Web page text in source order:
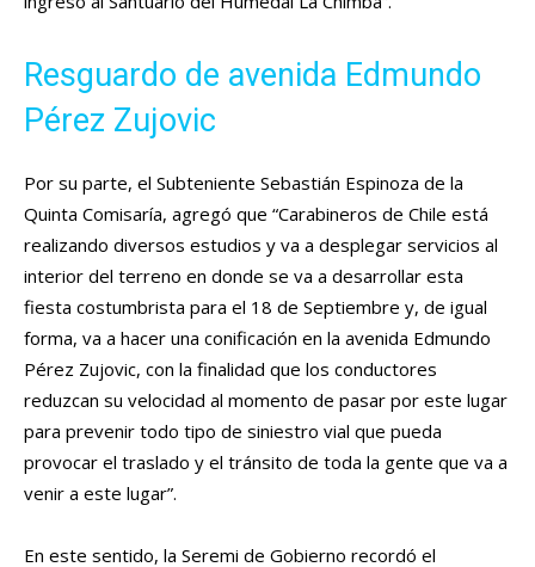
Resguardo de avenida Edmundo
Pérez Zujovic
Por su parte, el Subteniente Sebastián Espinoza de la
Quinta Comisaría, agregó que “Carabineros de Chile está
realizando diversos estudios y va a desplegar servicios al
interior del terreno en donde se va a desarrollar esta
fiesta costumbrista para el 18 de Septiembre y, de igual
forma, va a hacer una conificación en la avenida Edmundo
Pérez Zujovic, con la finalidad que los conductores
reduzcan su velocidad al momento de pasar por este lugar
para prevenir todo tipo de siniestro vial que pueda
provocar el traslado y el tránsito de toda la gente que va a
venir a este lugar”.
En este sentido, la Seremi de Gobierno recordó el